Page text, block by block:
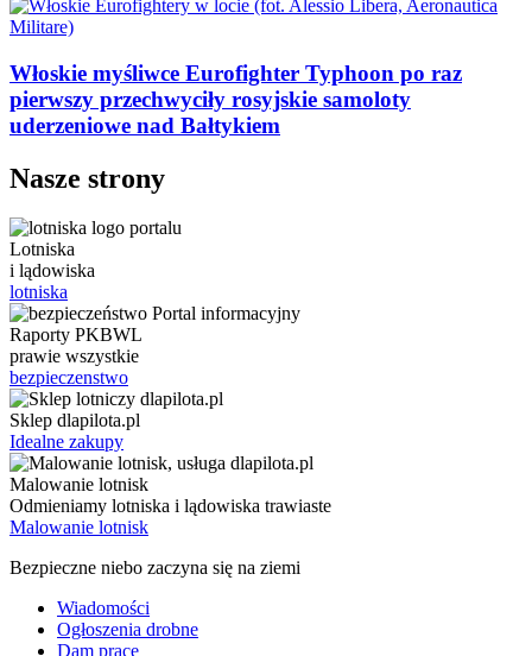
Włoskie myśliwce Eurofighter Typhoon po raz
pierwszy przechwyciły rosyjskie samoloty
uderzeniowe nad Bałtykiem
Nasze strony
Lotniska
i lądowiska
lotniska
Raporty PKBWL
prawie wszystkie
bezpieczenstwo
Sklep dlapilota.pl
Idealne zakupy
Malowanie lotnisk
Odmieniamy lotniska i lądowiska trawiaste
Malowanie lotnisk
Bezpieczne niebo zaczyna się na ziemi
Wiadomości
Ogłoszenia drobne
Dam pracę